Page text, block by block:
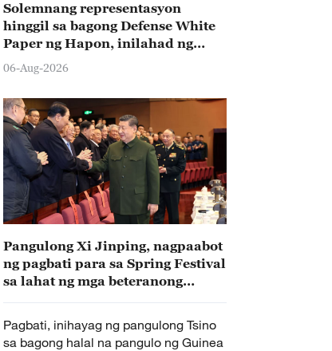
Solemnang representasyon
hinggil sa bagong Defense White
Paper ng Hapon, inilahad ng
Tsina
06-Aug-2026
Pangulong Xi Jinping, nagpaabot
ng pagbati para sa Spring Festival
sa lahat ng mga beteranong
Pagbati, inihayag ng pangulong Tsino
sa bagong halal na pangulo ng Guinea